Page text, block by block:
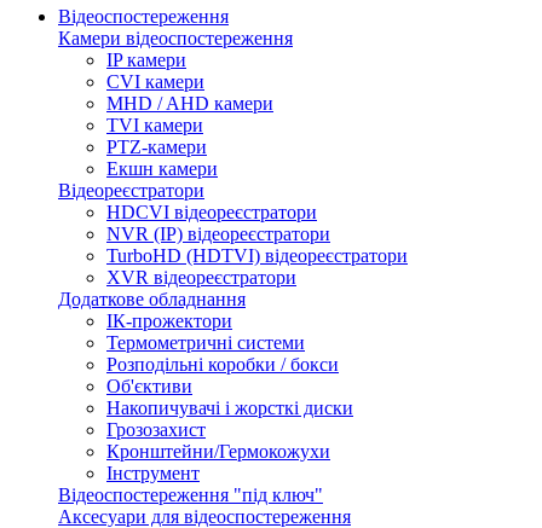
Відеоспостереження
Камери відеоспостереження
IP камери
CVI камери
MHD / AHD камери
TVI камери
PTZ-камери
Екшн камери
Відеореєстратори
HDCVI відеореєстратори
NVR (IP) відеореєстратори
TurboHD (HDTVI) відеореєстратори
XVR відеореєстратори
Додаткове обладнання
ІК-прожектори
Термометричні системи
Розподільні коробки / бокси
Об'єктиви
Накопичувачі і жорсткі диски
Грозозахист
Кронштейни/Гермокожухи
Інструмент
Відеоспостереження "під ключ"
Аксесуари для відеоспостереження